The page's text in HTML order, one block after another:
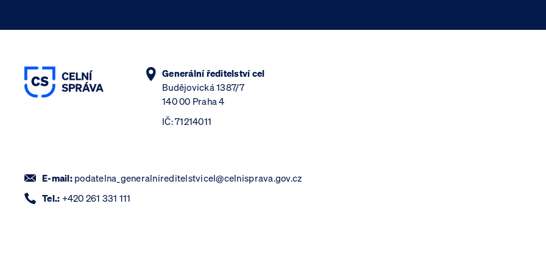
Generální ředitelství cel
Budějovická 1387/7
140 00 Praha 4
IČ: 71214011
E-mail: podatelna_generalnireditelstvicel@celnisprava.gov.cz
Tel.: +420 261 331 111